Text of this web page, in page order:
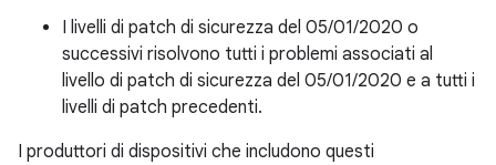
I livelli di patch di sicurezza del 05/01/2020 o
successivi risolvono tutti i problemi associati al
livello di patch di sicurezza del 05/01/2020 e a tutti i
livelli di patch precedenti.
I produttori di dispositivi che includono questi